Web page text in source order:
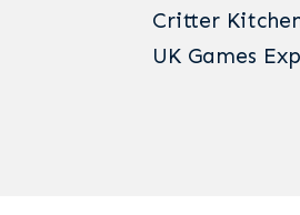
Critter
UK Games